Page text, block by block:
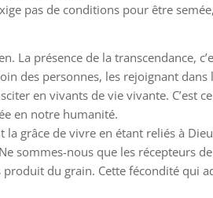
pas de conditions pour être
La présence de la transcendance,
des personnes, les rejoignant
en vivants de vie vivante. C’est
en notre humanité.
grâce de vivre en étant reliés à
sommes-nous que les récepteurs
du grain. Cette fécondité qui